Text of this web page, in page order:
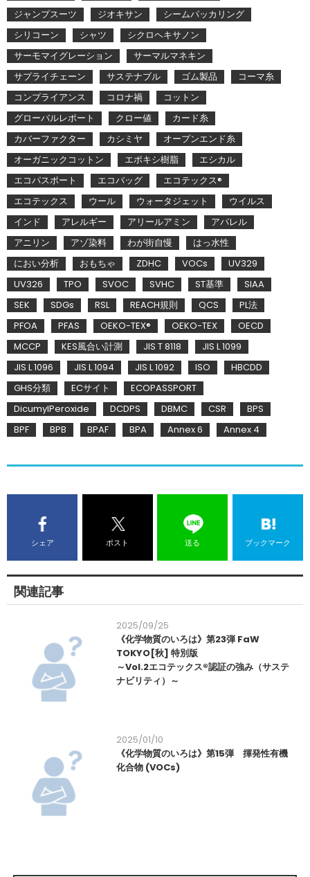
ジャンプスーツ ジオキサン
シームパッカリング
シリコーン
シャツ
シクロヘキサノン
サーモマイグレーション
サーマルマネキン
サプライチェーン
サステナブル ゴム製品
コーマ糸
コンプライアンス
コロナ禍
コットン
グローバルレポート
クロー値
カード糸
カバーファクター
カシミヤ
オープンエンド糸
オーガニックコットン
エポキシ樹脂
エシカル
エコパスポート
エコバッグ
エコテックス®
エコテックス
ウール ウォータジェット
ウイルス
インド
アレルギー アリールアミン
アパレル
アニリン
アゾ染料 わが街自慢
はっ水性
におい分析
おもちゃ ZDHC VOCs
UV329
UV326
TPO SVOC SVHC ST基準
SIAA
SEK
SDGs RSL REACH規則 QCS
PL法
PFOA
PFAS OEKO-TEX® OEKO-TEX
OECD
MCCP
KES風合い計測 JIS T 8118
JIS L 1099
JIS L 1096
JIS L 1094 JIS L 1092 ISO
HBCDD
GHS分類
ECサイト
ECOPASSPORT
DicumylPeroxide
DCDPS DBMC CSR
BPS
BPF
BPB BPAF BPA Annex 6 Annex 4
シェア ポスト 送る ブックマーク
関連記事
2025/09/25
《化学物質のいろは》第23弾 FaW
TOKYO[秋] 特別版
～Vol.2エコテックス®認証の強み（サステ
ナビリティ）～
2025/01/10
《化学物質のいろは》第15弾 揮発性有機
化合物 (VOCs)